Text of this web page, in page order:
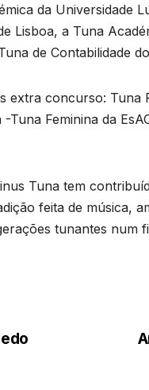
da Universidade
Lisboa, a Tuna
de Contabilidade
extra concurso: Tuna
Feminina da
Tuna tem
feita de música,
tunantes num